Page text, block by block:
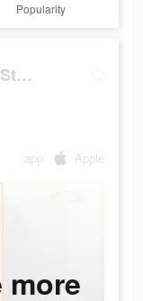
Popularity
SuperLive - Watch Live Streams
app Apple
more